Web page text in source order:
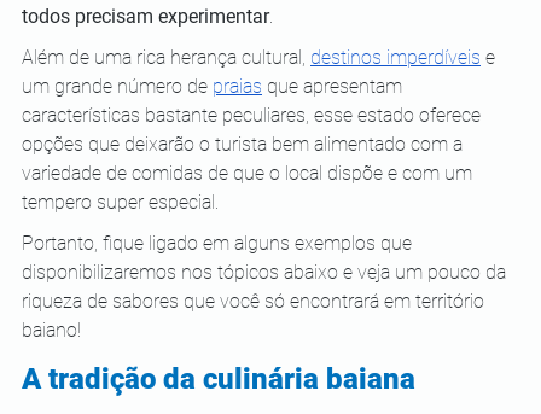
todos precisam experimentar.
Além de uma rica herança cultural, destinos imperdíveis e
um grande número de praias que apresentam
características bastante peculiares, esse estado oferece
opções que deixarão o turista bem alimentado com a
variedade de comidas de que o local dispõe e com um
tempero super especial.
Portanto, fique ligado em alguns exemplos que
disponibilizaremos nos tópicos abaixo e veja um pouco da
riqueza de sabores que você só encontrará em território
baiano!
A tradição da culinária baiana